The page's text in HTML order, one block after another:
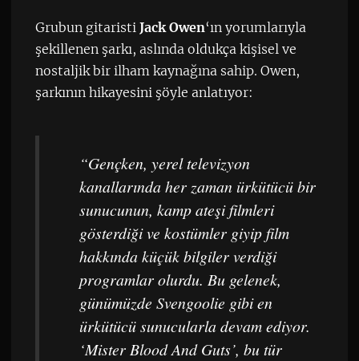
Grubun gitaristi Jack Owen‘ın yorumlarıyla
şekillenen şarkı, aslında oldukça kişisel ve
nostaljik bir ilham kaynağına sahip. Owen,
şarkının hikayesini şöyle anlatıyor:
“Gençken, yerel televizyon
kanallarında her zaman ürkütücü bir
sunucunun, kamp ateşi filmleri
gösterdiği ve kostümler giyip film
hakkında küçük bilgiler verdiği
programlar olurdu. Bu gelenek,
günümüzde Svengoolie gibi en
ürkütücü sunucularla devam ediyor.
‘Mister Blood And Guts’, bu tür